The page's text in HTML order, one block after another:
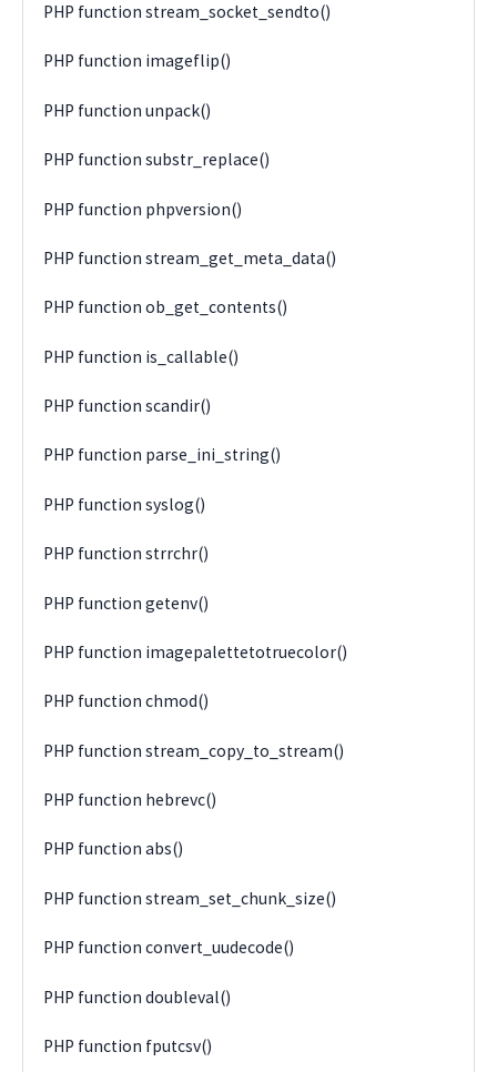
PHP function stream_socket_sendto()
PHP function imageflip()
PHP function unpack()
PHP function substr_replace()
PHP function phpversion()
PHP function stream_get_meta_data()
PHP function ob_get_contents()
PHP function is_callable()
PHP function scandir()
PHP function parse_ini_string()
PHP function syslog()
PHP function strrchr()
PHP function getenv()
PHP function imagepalettetotruecolor()
PHP function chmod()
PHP function stream_copy_to_stream()
PHP function hebrevc()
PHP function abs()
PHP function stream_set_chunk_size()
PHP function convert_uudecode()
PHP function doubleval()
PHP function fputcsv()